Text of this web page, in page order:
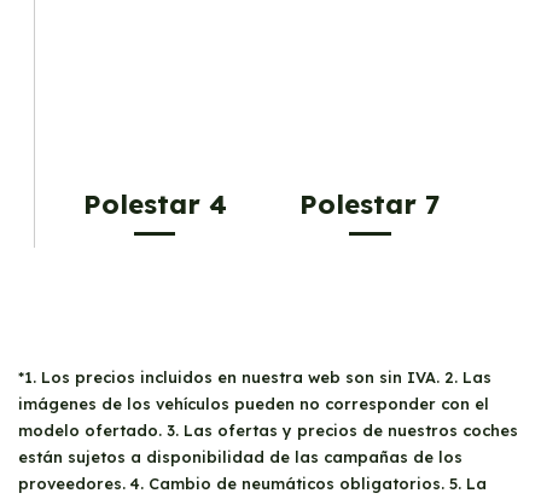
Polestar 4 Polestar 7
*1. Los precios incluidos en nuestra web son sin IVA. 2. Las
imágenes de los vehículos pueden no corresponder con el
modelo ofertado. 3. Las ofertas y precios de nuestros coches
están sujetos a disponibilidad de las campañas de los
proveedores. 4. Cambio de neumáticos obligatorios. 5. La